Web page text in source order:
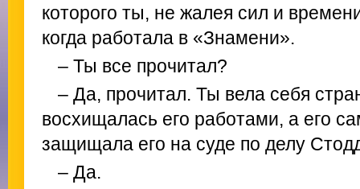
которого ты, не жалея сил и
когда работала в «Знамени».
– Ты все прочитал?
– Да, прочитал. Ты вела себя
восхищалась его работами, а его
защищала его на суде по делу
– Да.